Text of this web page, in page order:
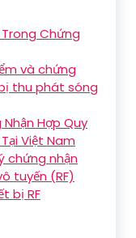
Chứng
và chứng
thu phát sóng
Hợp Quy
Việt Nam
chứng nhận
tuyến (RF)
bị RF